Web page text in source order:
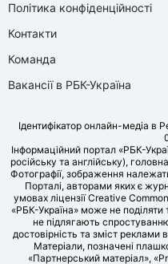
Політика конфіденційності
Контакти
Команда
Вакансії в РБК-Україна
Ідентифікатор онлайн-медіа в
Інформаційний портал «РБК-
російську та англійську),
Фотографії, зображення
Порталі, авторами яких є
умовах ліцензії Creative
«РБК-Україна» може не поділяти
не підлягають
достовірність та зміст реклами
Матеріали, позначені
«Партнерський матеріал»,